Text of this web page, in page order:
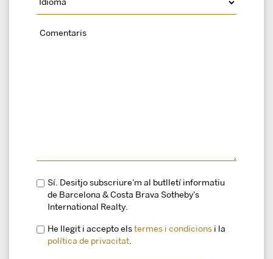
Sí. Desitjo subscriure'm al butlletí informatiu
de Barcelona & Costa Brava Sotheby's
International Realty.
He llegit i accepto els termes i condicions i la
política de privacitat